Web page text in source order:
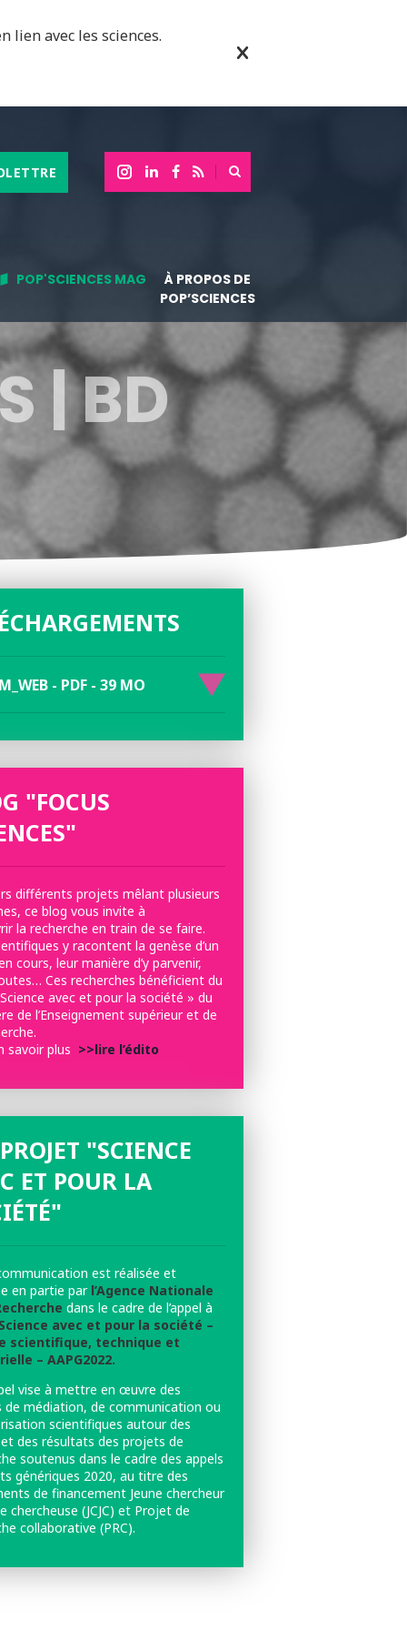
lien avec les sciences.
POP'SCIENCES MAG
À PROPOS DE
POP’SCIENCES
| BD
- PDF - 39 MO
"FOCUS
différents projets mêlant plusieurs
ce blog vous invite à
la recherche en train de se faire.
y racontent la genèse d’un
cours, leur manière d’y parvenir,
Ces recherches bénéficient du
avec et pour la société » du
de l’Enseignement supérieur et de
savoir plus >>lire l’édito
"SCIENCE
ET POUR LA
est réalisée et
en partie par l’Agence Nationale
dans le cadre de l’appel à
avec et pour la société –
scientifique, technique et
– AAPG2022.
vise à mettre en œuvre des
de médiation, de communication ou
scientifiques autour des
des résultats des projets de
soutenus dans le cadre des appels
génériques 2020, au titre des
de financement Jeune chercheur
chercheuse (JCJC) et Projet de
collaborative (PRC).